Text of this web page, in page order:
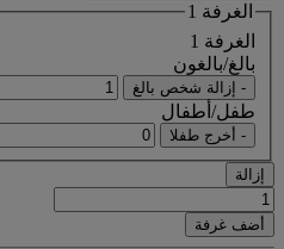
الغرفة 1
الغرفة 1
بالغ/بالغون
- إزالة شخص بالغ
طفل/أطفال
- أخرج طفلا
إزالة
أضف غرفة